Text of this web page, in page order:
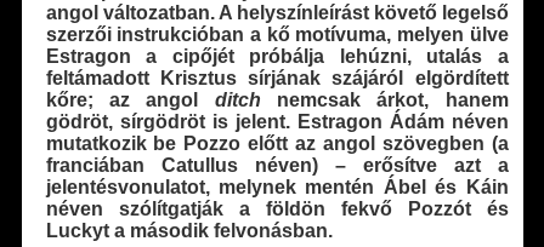
angol változatban. A helyszínleírást követő legelső
szerzői instrukcióban a kő motívuma, melyen ülve
Estragon a cipőjét próbálja lehúzni, utalás a
feltámadott Krisztus sírjának szájáról elgördített
kőre; az angol ditch nemcsak árkot, hanem
gödröt, sírgödröt is jelent. Estragon Ádám néven
mutatkozik be Pozzo előtt az angol szövegben (a
franciában Catullus néven) – erősítve azt a
jelentésvonulatot, melynek mentén Ábel és Káin
néven szólítgatják a földön fekvő Pozzót és
Luckyt a második felvonásban.